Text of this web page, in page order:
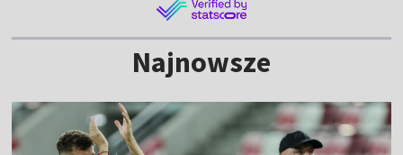
Najnowsze